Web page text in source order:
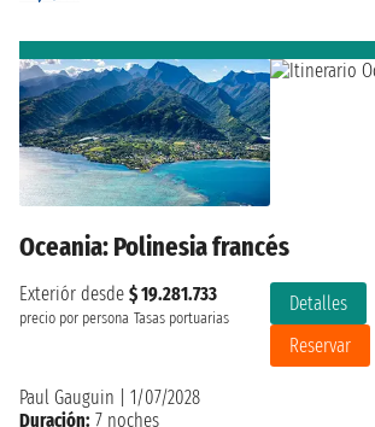
Oceania: Polinesia francés
Exteriór desde $ 19.281.733
precio por persona Tasas portuarias
Detalles
Reservar
Paul Gauguin
1/07/2028
Duración: 7 noches